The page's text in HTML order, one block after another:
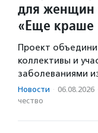
для женщин
«Еще краше
Проект
коллективы и
заболеваниями
Новости · 06.08.2026
чест­во